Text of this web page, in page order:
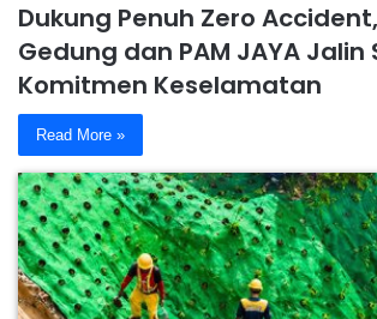
Dukung Penuh Zero
Gedung dan PAM JAYA Jalin
Komitmen Keselamatan
Read More »